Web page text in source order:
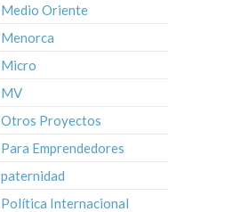
Medio Oriente
Menorca
Micro
MV
Otros Proyectos
Para Emprendedores
paternidad
Política Internacional